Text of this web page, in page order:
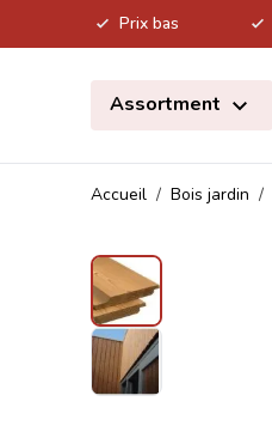
Prix bas
Assortment
Accueil / Bois jardin /